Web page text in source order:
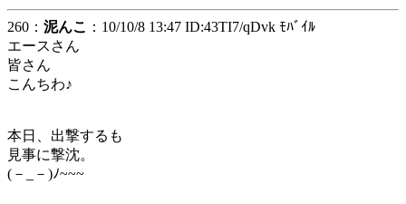
260： 泥んこ
：10/10/8 13:47 ID:43TI7/qDvk ﾓﾊﾞｲﾙ
エースさん
皆さん
こんちわ♪
本日、出撃するも
見事に撃沈。
(－_－)ﾉ~~~